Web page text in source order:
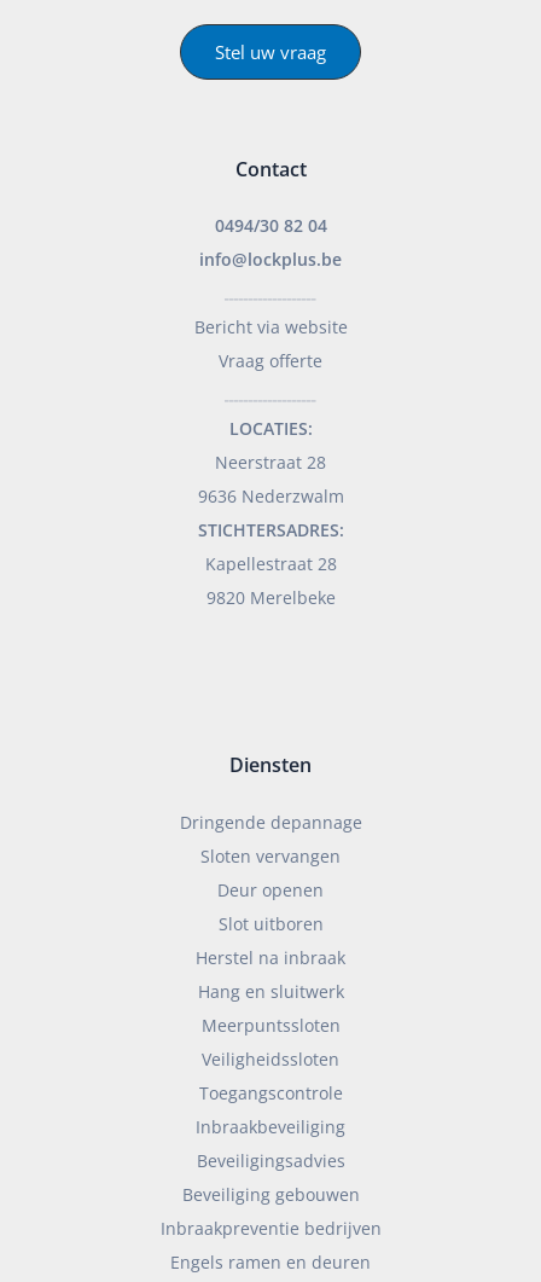
Stel uw vraag
Contact
0494/30 82 04
info@lockplus.be
Bericht via website
Vraag offerte
LOCATIES:
Neerstraat 28
9636 Nederzwalm
STICHTERSADRES:
Kapellestraat 28
9820 Merelbeke
Diensten
Dringende depannage
Sloten vervangen
Deur openen
Slot uitboren
Herstel na inbraak
Hang en sluitwerk
Meerpuntssloten
Veiligheidssloten
Toegangscontrole
Inbraakbeveiliging
Beveiligingsadvies
Beveiliging gebouwen
Inbraakpreventie bedrijven
Engels ramen en deuren